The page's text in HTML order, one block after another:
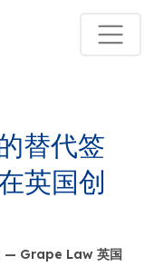
替代签
英国创
— Grape Law 英国